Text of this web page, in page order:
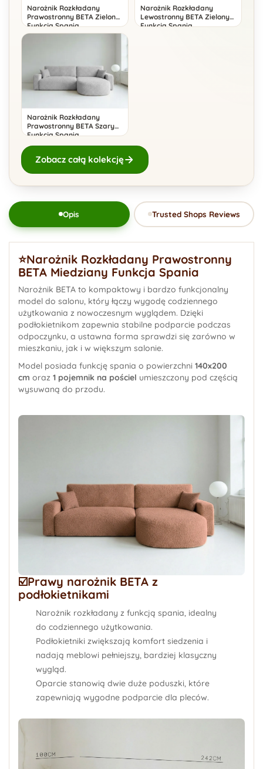
Narożnik Rozkładany
Prawostronny BETA Zielony
Funkcja Spania
Narożnik Rozkładany
Lewostronny BETA Zielony
Funkcja Spania
Narożnik Rozkładany
Prawostronny BETA Szary
Funkcja Spania
Zobacz całą kolekcję
Opis Trusted Shops Reviews
⭐️Narożnik Rozkładany Prawostronny
BETA Miedziany Funkcja Spania
Narożnik BETA to kompaktowy i bardzo funkcjonalny
model do salonu, który łączy wygodę codziennego
użytkowania z nowoczesnym wyglądem. Dzięki
podłokietnikom zapewnia stabilne podparcie podczas
odpoczynku, a ustawna forma sprawdzi się zarówno w
mieszkaniu, jak i w większym salonie.
Model posiada funkcję spania o powierzchni 140x200
cm oraz 1 pojemnik na pościel umieszczony pod częścią
wysuwaną do przodu.
☑️Prawy narożnik BETA z
podłokietnikami
Narożnik rozkładany z funkcją spania, idealny
do codziennego użytkowania.
Podłokietniki zwiększają komfort siedzenia i
nadają meblowi pełniejszy, bardziej klasyczny
wygląd.
Oparcie stanowią dwie duże poduszki, które
zapewniają wygodne podparcie dla pleców.